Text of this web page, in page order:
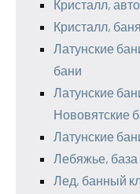
Кристалл,
Кристалл, баня
Латунские
бани
Латунские
Нововятские
Латунские
Лебяжье, база
Лед, банный